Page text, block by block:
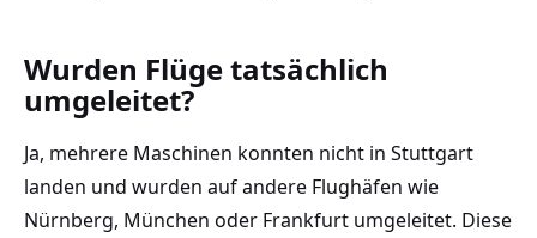
Wurden Flüge tatsächlich
umgeleitet?
Ja, mehrere Maschinen konnten nicht in Stuttgart
landen und wurden auf andere Flughäfen wie
Nürnberg, München oder Frankfurt umgeleitet. Diese